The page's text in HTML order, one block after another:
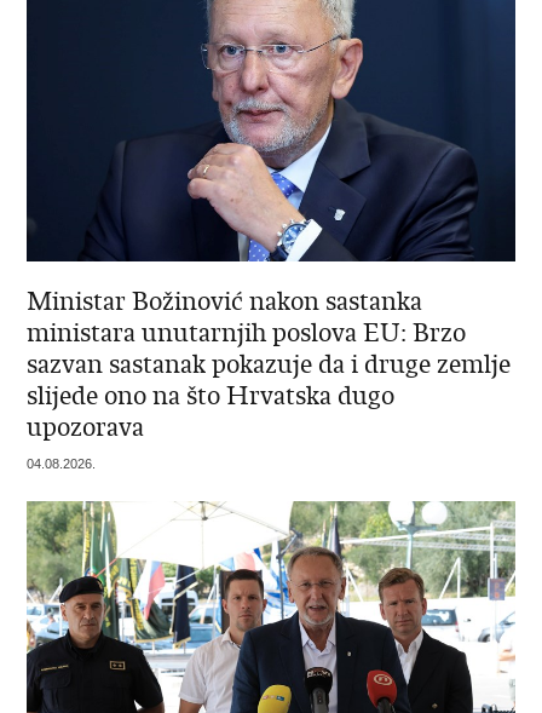
Ministar Božinović nakon sastanka
ministara unutarnjih poslova EU: Brzo
sazvan sastanak pokazuje da i druge zemlje
slijede ono na što Hrvatska dugo
upozorava
04.08.2026.